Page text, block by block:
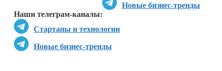
Новые бизнес-тренды
Наши телеграм-каналы:
Стартапы и технологии
Новые бизнес-тренды